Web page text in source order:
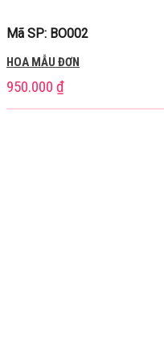
Mã SP: BO002
HOA MẪU ĐƠN
950.000 ₫